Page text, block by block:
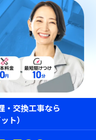
・交換工事なら
ト）